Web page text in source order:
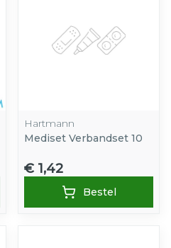
Hartmann
Mediset Verbandset 10
€ 1,42
Bestel